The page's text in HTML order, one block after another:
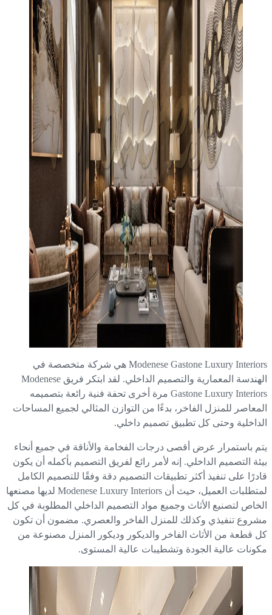
Modenese Gastone Luxury Interiors هي شركة متخصصة في
الهندسة المعمارية والتصميم الداخلي. لقد ابتكر فريق Modenese
Gastone Luxury Interiors مرة أخرى تحفة فنية رائعة بتصميمه
للمنزل الفاخر، بدءًا من التوازن المثالي لجميع المساحات
وحتى كل تطبيق تصميم داخلي.
باستمرار عرض أقصى درجات الفخامة والأناقة في جميع أنحاء
التصميم الداخلي. إنه لأمر رائع لفريق التصميم بأكمله أن يكون
على تنفيذ أكثر تطبيقات التصميم دقة وفقًا للتصميم الكامل
لمتطلبات العميل، حيث أن Modenese Luxury Interiors لديها مصنعها
لتصنيع الأثاث وجميع مواد التصميم الداخلي المطلوبة في كل
تنفيذي وكذلك للمنزل الفاخر والعصري. مضمون أن تكون
قطعة من الأثاث الفاخر والديكور وديكور المنزل مصنوعة من
عالية الجودة وتشطيبات عالية المستوى.